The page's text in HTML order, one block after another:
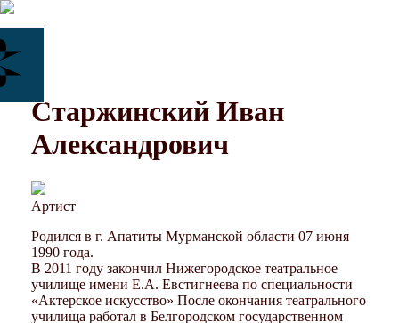
Старжинский Иван
Александрович
Артист
Родился в г. Апатиты Мурманской области 07 июня
1990 года.
В 2011 году закончил Нижегородское театральное
училище имени Е.А. Евстигнеева по специальности
«Актерское искусство» После окончания театрального
училища работал в Белгородском государственном